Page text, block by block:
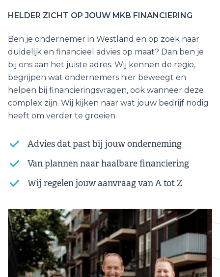
HELDER ZICHT OP JOUW MKB FINANCIERING
Ben je ondernemer in Westland en op zoek naar
duidelijk en financieel advies op maat? Dan ben je
bij ons aan het juiste adres. Wij kennen de regio,
begrijpen wat ondernemers hier beweegt en
helpen bij financieringsvragen, ook wanneer deze
complex zijn. Wij kijken naar wat jouw bedrijf nodig
heeft om verder te groeien.
Advies dat past bij jouw onderneming
Van plannen naar haalbare financiering
Wij regelen jouw aanvraag van A tot Z